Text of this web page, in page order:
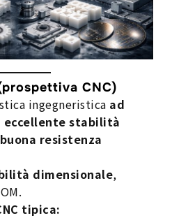
CNC)
ingegneristica ad
stabilità
resistenza
dimensionale,
tipica: